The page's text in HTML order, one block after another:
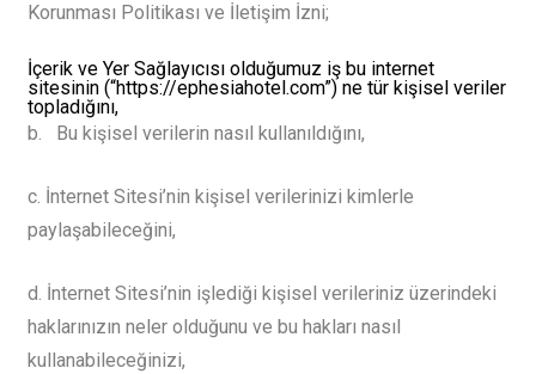
Korunması Politikası ve İletişim İzni;
İçerik ve Yer Sağlayıcısı olduğumuz iş bu internet
sitesinin (“https://ephesiahotel.com”) ne tür kişisel veriler
topladığını,
b. Bu kişisel verilerin nasıl kullanıldığını,
c. İnternet Sitesi’nin kişisel verilerinizi kimlerle
paylaşabileceğini,
d. İnternet Sitesi’nin işlediği kişisel verileriniz üzerindeki
haklarınızın neler olduğunu ve bu hakları nasıl
kullanabileceğinizi,